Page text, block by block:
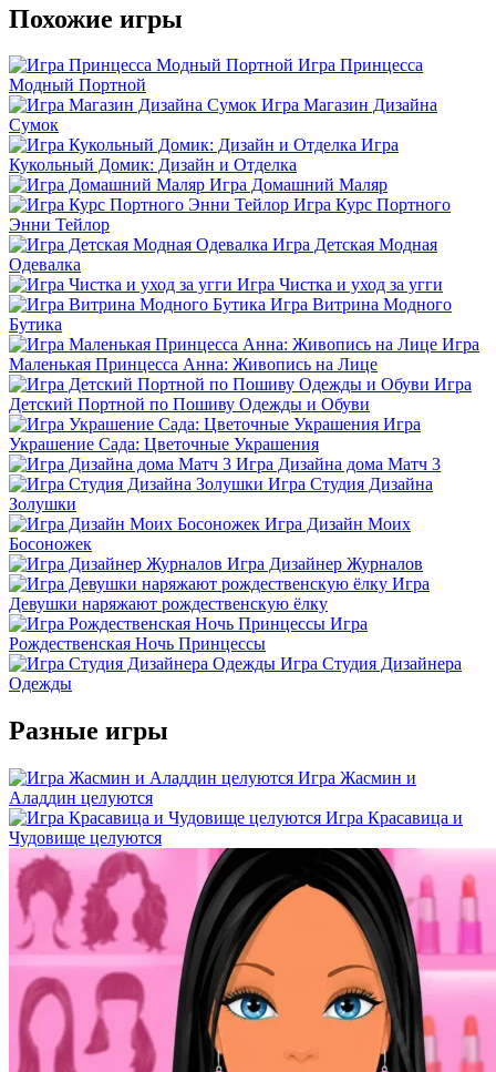
Похожие игры
Игра Принцесса
Модный Портной
Игра Магазин Дизайна
Сумок
Игра
Кукольный Домик: Дизайн и Отделка
Игра Домашний Маляр
Игра Курс Портного
Энни Тейлор
Игра Детская Модная
Одевалка
Игра Чистка и уход за угги
Игра Витрина Модного
Бутика
Игра
Маленькая Принцесса Анна: Живопись на Лице
Игра
Детский Портной по Пошиву Одежды и Обуви
Игра
Украшение Сада: Цветочные Украшения
Игра Дизайна дома Матч 3
Игра Студия Дизайна
Золушки
Игра Дизайн Моих
Босоножек
Игра Дизайнер Журналов
Игра
Девушки наряжают рождественскую ёлку
Игра
Рождественская Ночь Принцессы
Игра Студия Дизайнера
Одежды
Разные игры
Игра Жасмин и
Аладдин целуются
Игра Красавица и
Чудовище целуются